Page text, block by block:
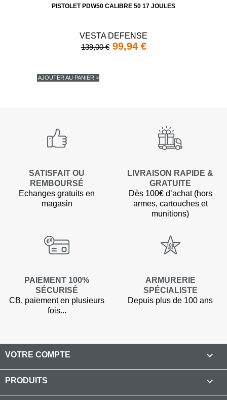
PISTOLET PDW50 CALIBRE 50 17 JOULES
VESTA DEFENSE
139,00 € 99,94 €
AJOUTER AU PANIER >
SATISFAIT OU
REMBOURSÉ
Echanges gratuits en
magasin
LIVRAISON RAPIDE &
GRATUITE
Dès 100€ d’achat (hors
armes, cartouches et
munitions)
PAIEMENT 100%
SÉCURISÉ
CB, paiement en plusieurs
fois...
ARMURERIE
SPÉCIALISTE
Depuis plus de 100 ans
VOTRE COMPTE 
PRODUITS 